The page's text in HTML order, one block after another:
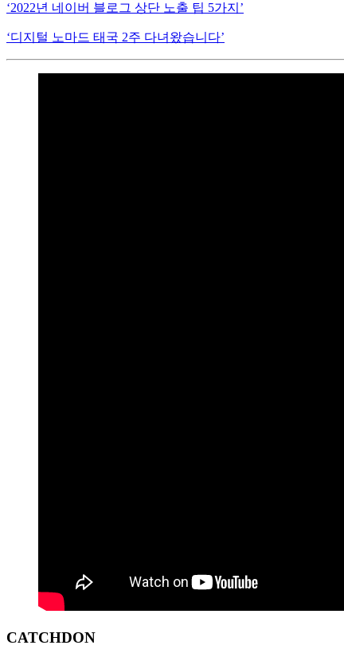
‘2022년 네이버 블로그 상단 노출 팁 5가지’
‘디지털 노마드 태국 2주 다녀왔습니다’
CATCHDON